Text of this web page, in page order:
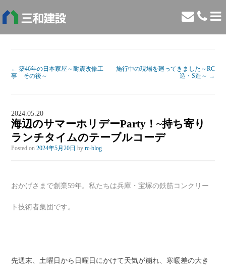
← 築46年の日本家屋～耐震改修工
事 その後～
施行中の現場を廻ってきました～RC
造・S造～ →
2024.05.20
海辺のサマーホリデーParty！~持ち寄り
ランチタイムのテーブルコーデ
Posted on2024年5月20日 byrc-blog
おかげさまで創業59年。私たちは兵庫・宝塚の鉄筋コンクリー
ト技術者集団です。
先週末、土曜日から日曜日にかけて天気が崩れ、寒暖差の大き